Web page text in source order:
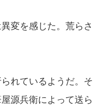
変を感じた。荒らさ
れているようだ。そ
源兵衛によって送ら